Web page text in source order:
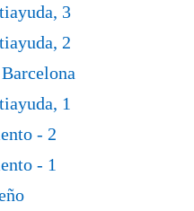
3
2
1
- 2
- 1